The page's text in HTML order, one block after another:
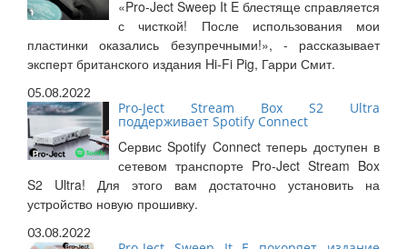
«Pro-Ject Sweep It E блестяще справляется
с чисткой! После использования мои
пластинки оказались безупречными!», - рассказывает
эксперт британского издания Hi-Fi Pig, Гарри Смит.
05.08.2022
Pro-Ject Stream Box S2 Ultra
поддерживает Spotify Connect
Cервис Spotify Connect теперь доступен в
сетевом транспорте Pro-Ject Stream Box
S2 Ultra! Для этого вам достаточно установить на
устройство новую прошивку.
03.08.2022